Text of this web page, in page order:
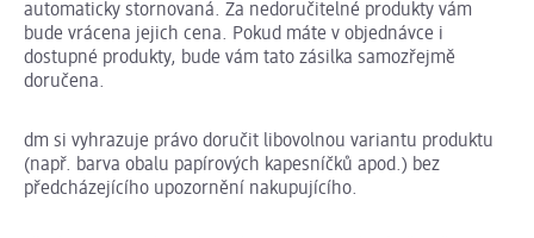
automaticky stornovaná. Za nedoručitelné produkty vám
bude vrácena jejich cena. Pokud máte v objednávce i
dostupné produkty, bude vám tato zásilka samozřejmě
doručena.
dm si vyhrazuje právo doručit libovolnou variantu produktu
(např. barva obalu papírových kapesníčků apod.) bez
předcházejícího upozornění nakupujícího.